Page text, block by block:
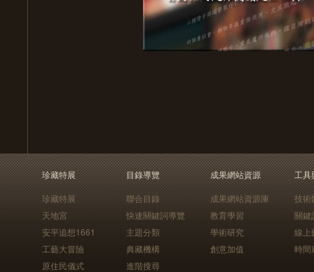
珍藏特展
珍藏特展
天地宮
安平追想1661
工藝大冒險
原住民儀式
目錄導覽
聯合目錄
快速關鍵詞導覽
主題分類
典藏機構
進階搜尋
成果網站資源
成果網站資源庫
教育學習
學術研究
創意加值
工具
技術
關鍵
線上
時間